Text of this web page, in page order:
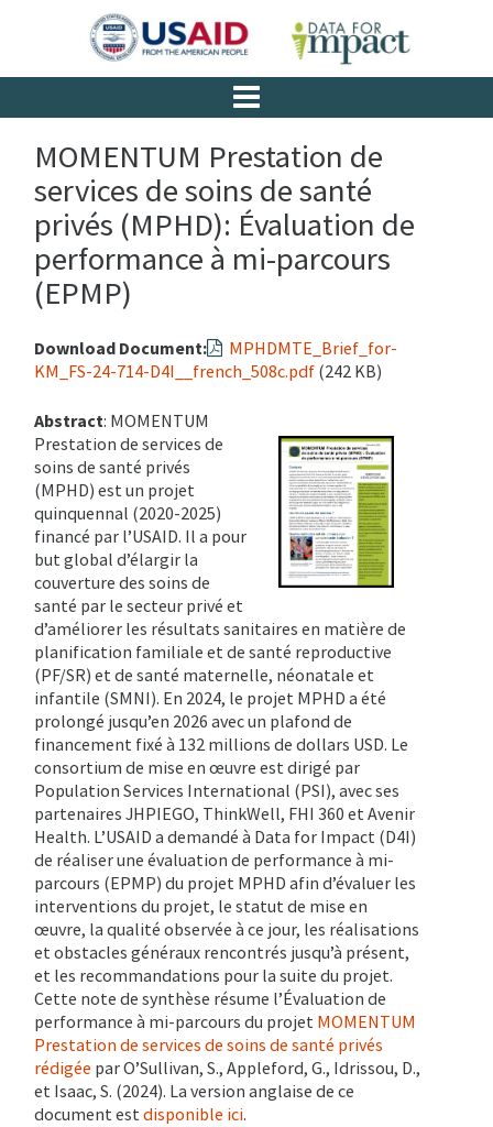
MOMENTUM Prestation de
services de soins de santé
privés (MPHD): Évaluation de
performance à mi-parcours
(EPMP)
Download Document:
MPHDMTE_Brief_for-
KM_FS-24-714-D4I__french_508c.pdf (242 KB)
Abstract: MOMENTUM
Prestation de services de
soins de santé privés
(MPHD) est un projet
quinquennal (2020-2025)
financé par l’USAID. Il a pour
but global d’élargir la
couverture des soins de
santé par le secteur privé et
d’améliorer les résultats sanitaires en matière de
planification familiale et de santé reproductive
(PF/SR) et de santé maternelle, néonatale et
infantile (SMNI). En 2024, le projet MPHD a été
prolongé jusqu’en 2026 avec un plafond de
financement fixé à 132 millions de dollars USD. Le
consortium de mise en œuvre est dirigé par
Population Services International (PSI), avec ses
partenaires JHPIEGO, ThinkWell, FHI 360 et Avenir
Health. L’USAID a demandé à Data for Impact (D4I)
de réaliser une évaluation de performance à mi-
parcours (EPMP) du projet MPHD afin d’évaluer les
interventions du projet, le statut de mise en
œuvre, la qualité observée à ce jour, les réalisations
et obstacles généraux rencontrés jusqu’à présent,
et les recommandations pour la suite du projet.
Cette note de synthèse résume l’Évaluation de
performance à mi-parcours du projet MOMENTUM
Prestation de services de soins de santé privés
rédigée par O’Sullivan, S., Appleford, G., Idrissou, D.,
et Isaac, S. (2024). La version anglaise de ce
document est disponible ici.